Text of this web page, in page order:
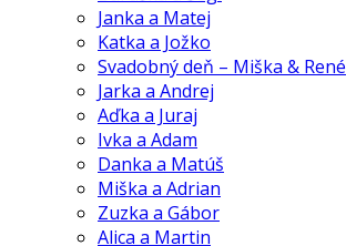
Janka a Matej
Katka a Jožko
Svadobný deň – Miška & René
Jarka a Andrej
Aďka a Juraj
Ivka a Adam
Danka a Matúš
Miška a Adrian
Zuzka a Gábor
Alica a Martin